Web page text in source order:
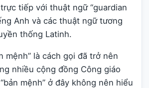
tiếp với thuật ngữ “guardian
Anh và các thuật ngữ tương
thống Latinh.
mệnh” là cách gọi đã trở nên
nhiều cộng đồng Công giáo
mệnh” ở đây không nên hiểu